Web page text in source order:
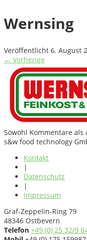
Wernsing
Veröffentlicht 6. August
← Vorherige
Sowohl Kommentare als
s&w food technology
Kontakt
|
Datenschutz
|
Impressum
Graf-Zeppelin-Ring 79
48346 Ostbevern
Telefon +49 (0) 25 32/9